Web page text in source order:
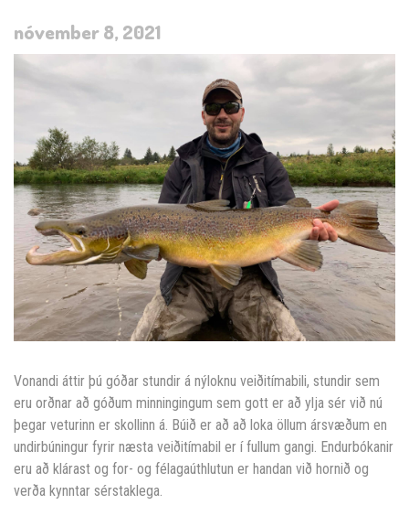
nóvember 8, 2021
Vonandi áttir þú góðar stundir á nýloknu veiðitímabili, stundir sem
eru orðnar að góðum minningingum sem gott er að ylja sér við nú
þegar veturinn er skollinn á. Búið er að að loka öllum ársvæðum en
undirbúningur fyrir næsta veiðitímabil er í fullum gangi. Endurbókanir
eru að klárast og for- og félagaúthlutun er handan við hornið og
verða kynntar sérstaklega.